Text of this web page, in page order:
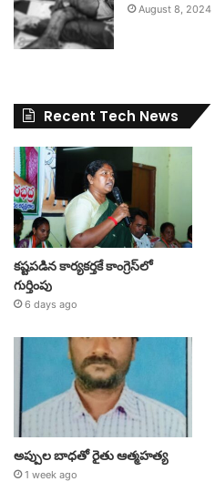
August 8, 2024
Recent Tech News
కష్టపడిన కార్యకర్తకే కాంగ్రెస్‌లో
గుర్తింపు
6 days ago
అప్పుల బాధతో రైతు ఆత్మహత్య
1 week ago